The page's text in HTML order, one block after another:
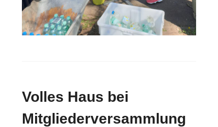
Volles Haus bei
Mitgliederversammlung